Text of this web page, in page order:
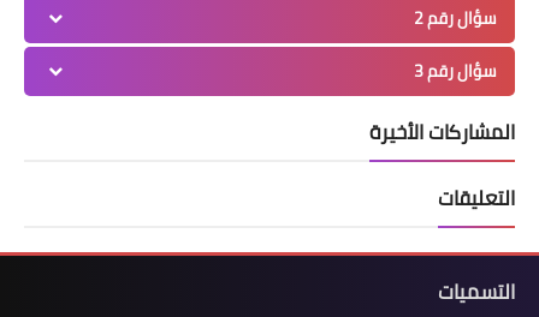
سؤال رقم 2
سؤال رقم 3
المشاركات الأخيرة
التعليقات
التسميات